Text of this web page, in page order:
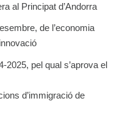
al Principat d’Andorra
de l’economia
2025, pel qual s’aprova el
d’immigració de